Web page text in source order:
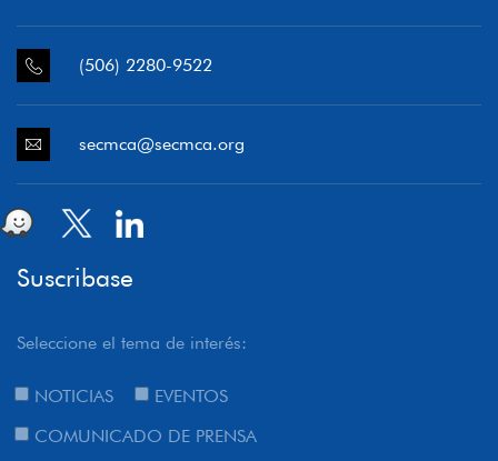
(506) 2280-9522
secmca@secmca.org
Suscribase
Seleccione el tema de interés:
NOTICIAS
EVENTOS
COMUNICADO DE PRENSA